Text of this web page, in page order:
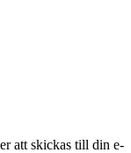
att skickas till din e-